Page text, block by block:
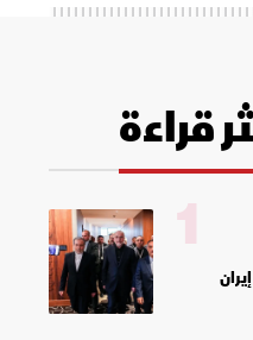
قراءة
1